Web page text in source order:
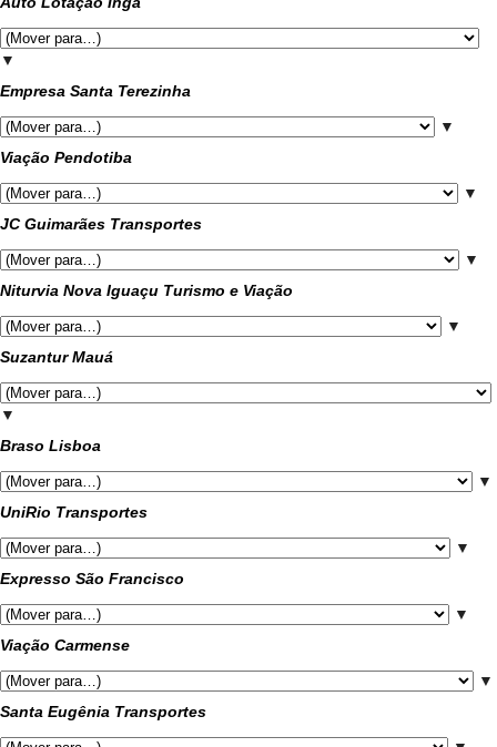
▼
Empresa Santa Terezinha
▼
Viação Pendotiba
▼
JC Guimarães Transportes
▼
Niturvia Nova Iguaçu Turismo e Viação
▼
Suzantur Mauá
▼
Braso Lisboa
▼
UniRio Transportes
▼
Expresso São Francisco
▼
Viação Carmense
▼
Santa Eugênia Transportes